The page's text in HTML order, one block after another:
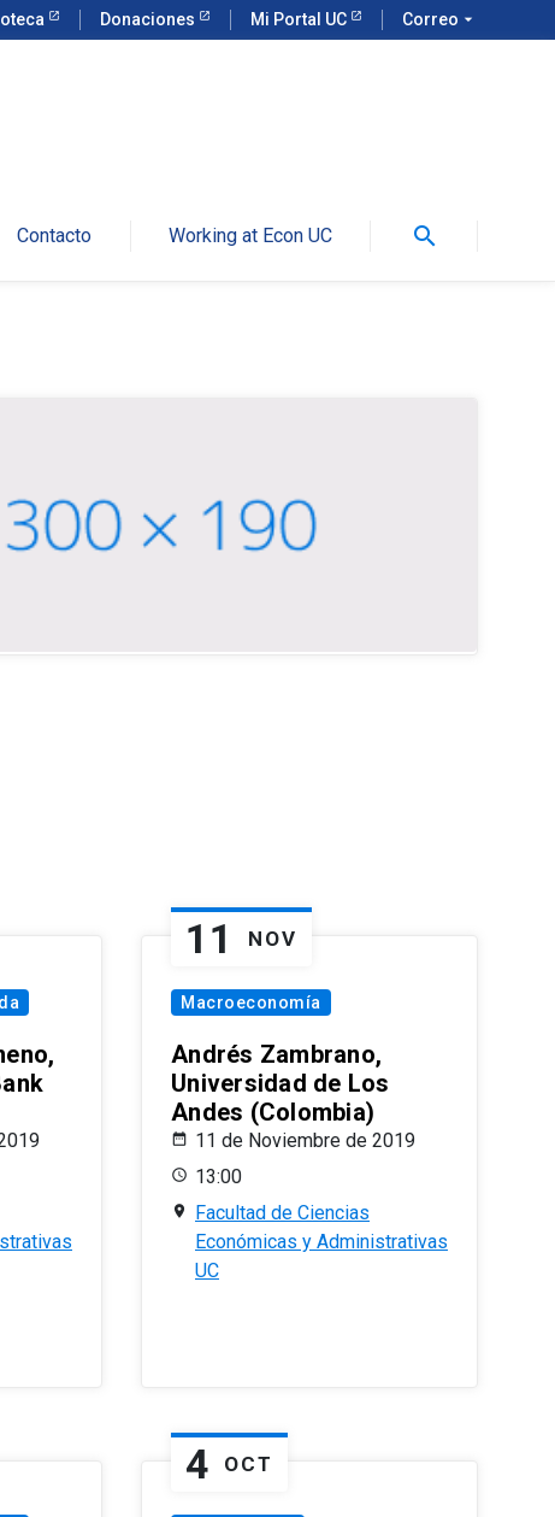
Donaciones Mi Portal UC Correo arrow_drop_down
Contacto Working at Econ UC search
11 NOV
Macroeconomía
Andrés Zambrano,
Universidad de Los
Andes (Colombia)
11 de Noviembre de 2019
13:00
Facultad de Ciencias
Económicas y Administrativas
UC
4 OCT